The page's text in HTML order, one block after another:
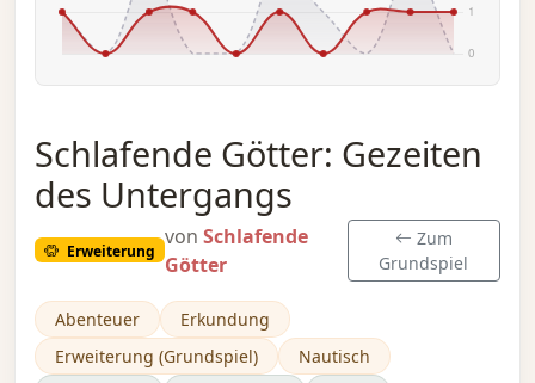
Schlafende Götter: Gezeiten
des Untergangs
Erweiterung
von Schlafende
Götter
Zum
Grundspiel
Abenteuer
Erkundung
Erweiterung (Grundspiel)
Nautisch